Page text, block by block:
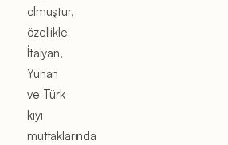
olmuştur,
özellikle
İtalyan,
Yunan
ve Türk
kıyı
mutfaklarında